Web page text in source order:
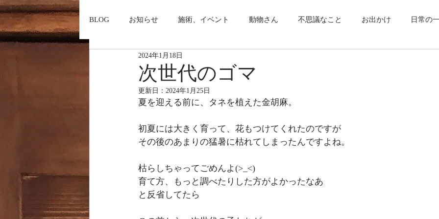
BLOG お知らせ 施術、イベント 動物さん 不思議なこと お出かけ 日常の
次世代のゴマ
2024年1月18日
更新日： 2024年1月25日
夏を迎える前に、タネを植えた金胡麻。
初夏には大きく育って、花もつけてくれたのですが
その後のあまりの猛暑に枯れてしまったんですよね。
枯らしちゃってごめんよ(>_<)
育て方、もっと調べたりした方がよかったなあ
と反省してたら